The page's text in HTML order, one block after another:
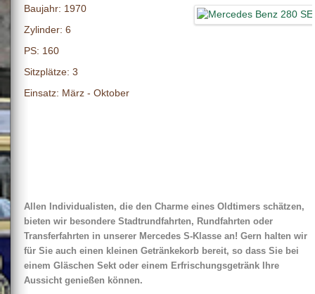
Baujahr: 1970
Zylinder: 6
PS: 160
Sitzplätze: 3
Einsatz: März - Oktober
Allen Individualisten, die den Charme eines Oldtimers schätzen,
bieten wir besondere Stadtrundfahrten, Rundfahrten oder
Transferfahrten in unserer Mercedes S-Klasse an! Gern halten wir
für Sie auch einen kleinen Getränkekorb bereit, so dass Sie bei
einem Gläschen Sekt oder einem Erfrischungsgetränk Ihre
Aussicht genießen können.